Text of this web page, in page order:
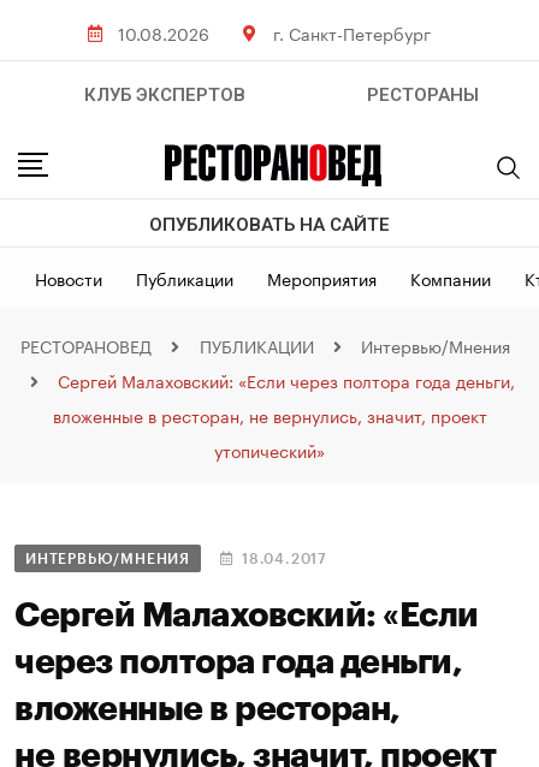
10.08.2026 г. Санкт-Петербург
КЛУБ ЭКСПЕРТОВ РЕСТОРАНЫ
ОПУБЛИКОВАТЬ НА САЙТЕ
Новости Публикации Мероприятия Компании
РЕСТОРАНОВЕД ПУБЛИКАЦИИ
Интервью/Мнения
Сергей Малаховский: «Если через полтора года деньги,
вложенные в ресторан, не вернулись, значит, проект
утопический»
ИНТЕРВЬЮ/МНЕНИЯ 18.04.2017
Сергей Малаховский: «Если
через полтора года деньги,
вложенные в ресторан,
не вернулись, значит, проект